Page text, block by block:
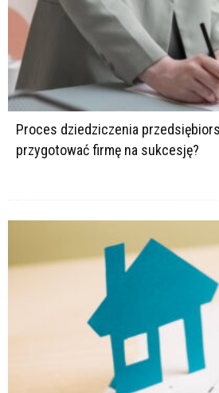
Proces dziedziczenia
przygotować firmę na sukcesję?